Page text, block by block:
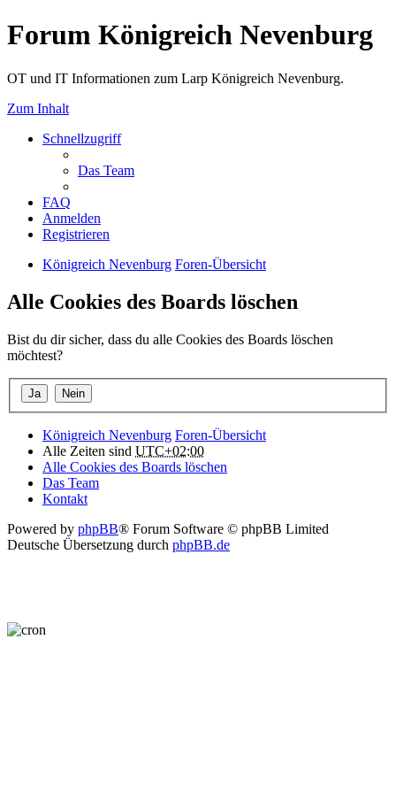
Forum Königreich Nevenburg
OT und IT Informationen zum Larp Königreich Nevenburg.
Zum Inhalt
Schnellzugriff
Das Team
FAQ
Anmelden
Registrieren
Königreich Nevenburg Foren-Übersicht
Alle Cookies des Boards löschen
Bist du dir sicher, dass du alle Cookies des Boards löschen
möchtest?
Königreich Nevenburg Foren-Übersicht
Alle Zeiten sind UTC+02:00
Alle Cookies des Boards löschen
Das Team
Kontakt
Powered by phpBB® Forum Software © phpBB Limited
Deutsche Übersetzung durch phpBB.de